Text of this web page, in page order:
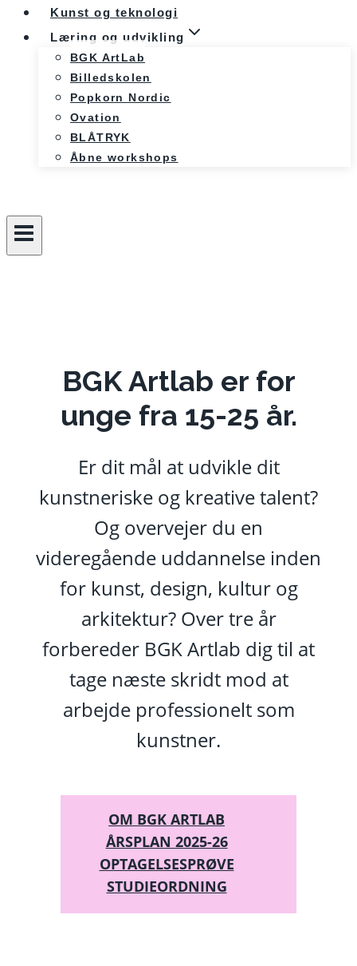
Kunst og teknologi
Læring og udvikling
BGK ArtLab
Billedskolen
Popkorn Nordic
Ovation
BLÅTRYK
Åbne workshops
BGK Artlab er for
unge fra 15-25 år.
Er dit mål at udvikle dit
kunstneriske og kreative talent?
Og overvejer du en
videregående uddannelse inden
for kunst, design, kultur og
arkitektur? Over tre år
forbereder BGK Artlab dig til at
tage næste skridt mod at
arbejde professionelt som
kunstner.
OM BGK ARTLAB
ÅRSPLAN 2025-26
OPTAGELSESPRØVE
STUDIEORDNING